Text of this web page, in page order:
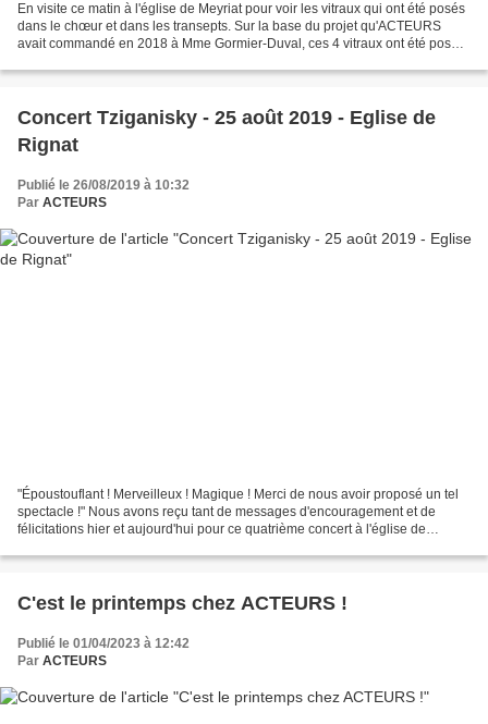
En visite ce matin à l'église de Meyriat pour voir les vitraux qui ont été posés
dans le chœur et dans les transepts. Sur la base du projet qu'ACTEURS
avait commandé en 2018 à Mme Gormier-Duval, ces 4 vitraux ont été posés
Concert Tziganisky - 25 août 2019 - Eglise de
Rignat
Publié le 26/08/2019 à 10:32
Par ACTEURS
"Époustouflant ! Merveilleux ! Magique ! Merci de nous avoir proposé un tel
spectacle !" Nous avons reçu tant de messages d'encouragement et de
félicitations hier et aujourd'hui pour ce quatrième concert à l'église de
C'est le printemps chez ACTEURS !
Publié le 01/04/2023 à 12:42
Par ACTEURS